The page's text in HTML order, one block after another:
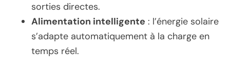
sorties directes.
Alimentation intelligente : l’énergie solaire
s’adapte automatiquement à la charge en
temps réel.